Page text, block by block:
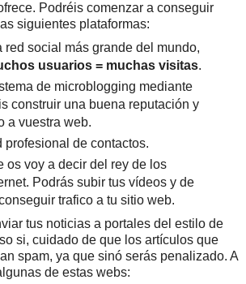
Podréis comenzar a conseguir
siguientes plataformas:
red social más grande del mundo,
usuarios = muchas visitas.
de microblogging mediante
construir una buena reputación y
a vuestra web.
profesional de contactos.
os voy a decir del rey de los
Podrás subir tus vídeos y de
trafico a tu sitio web.
tus noticias a portales del estilo de
si, cuidado de que los artículos que
spam, ya que sinó serás penalizado. A
de estas webs: